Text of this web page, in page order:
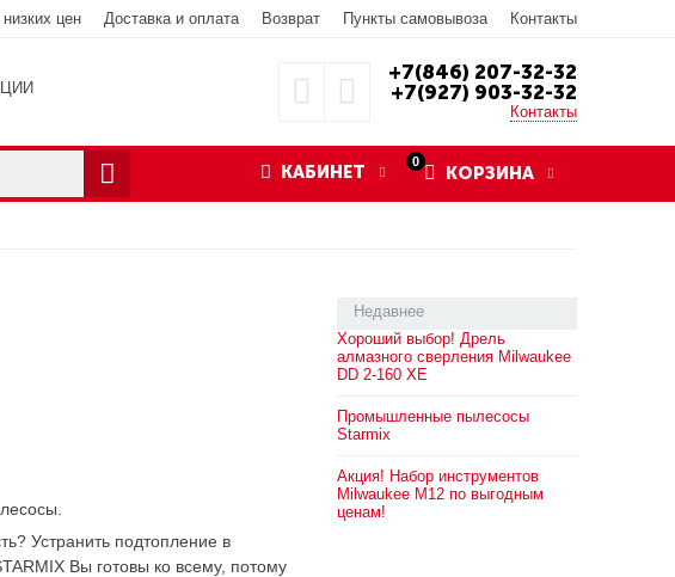
низких цен Доставка и оплата Возврат Пункты самовывоза Контакты
+7(846) 207-32-32
+7(927) 903-32-32
Контакты
0
КОРЗИНА
КАБИНЕТ
Устранить подтопление в
Вы готовы ко всему, потому
Недавнее
Хороший выбор! Дрель
алмазного сверления Milwaukee
DD 2-160 XE
Промышленные пылесосы
Starmix
Акция! Набор инструментов
Milwaukee M12 по выгодным
ценам!